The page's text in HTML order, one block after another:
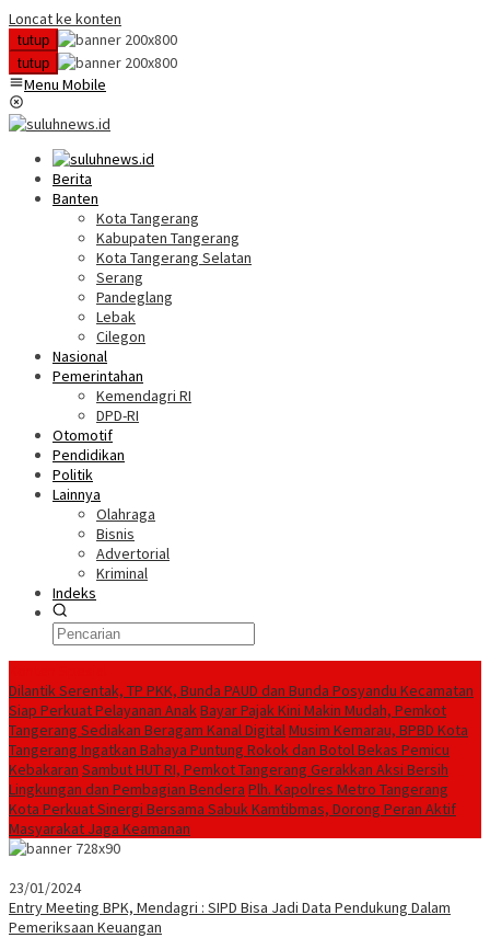
Loncat ke konten
tutup
tutup
Menu Mobile
Berita
Banten
Kota Tangerang
Kabupaten Tangerang
Kota Tangerang Selatan
Serang
Pandeglang
Lebak
Cilegon
Nasional
Pemerintahan
Kemendagri RI
DPD-RI
Otomotif
Pendidikan
Politik
Lainnya
Olahraga
Bisnis
Advertorial
Kriminal
Indeks
Dilantik Serentak, TP PKK, Bunda PAUD dan Bunda Posyandu Kecamatan
Siap Perkuat Pelayanan AnakBayar Pajak Kini Makin Mudah, Pemkot
Tangerang Sediakan Beragam Kanal DigitalMusim Kemarau, BPBD Kota
Tangerang Ingatkan Bahaya Puntung Rokok dan Botol Bekas Pemicu
Kebakaran Sambut HUT RI, Pemkot Tangerang Gerakkan Aksi Bersih
Lingkungan dan Pembagian Bendera Plh. Kapolres Metro Tangerang
Kota Perkuat Sinergi Bersama Sabuk Kamtibmas, Dorong Peran Aktif
Masyarakat Jaga Keamanan
23/01/2024
Entry Meeting BPK, Mendagri : SIPD Bisa Jadi Data Pendukung Dalam
Pemeriksaan Keuangan